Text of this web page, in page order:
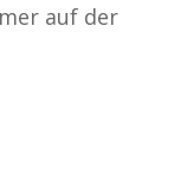
auf der